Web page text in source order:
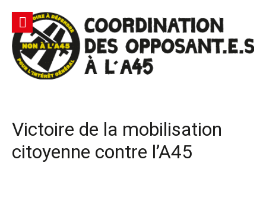
contenu
Officiel |
Non à
l'A45
et responsable du gaspillage de l'argent public
Victoire de la mobilisation
citoyenne contre l’A45